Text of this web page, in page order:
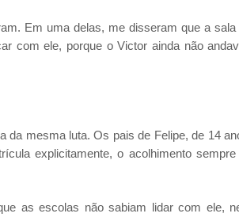
Em uma delas, me disseram que a sala
com ele, porque o Victor ainda não
da mesma luta. Os pais de Felipe, de 14
explicitamente, o acolhimento sempre
as escolas não sabiam lidar com ele,